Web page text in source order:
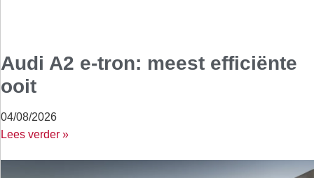
Audi A2 e-tron: meest efficiënte
ooit
04/08/2026
Lees verder »